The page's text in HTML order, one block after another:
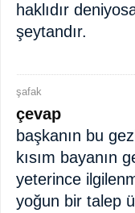
haklıdır
şeytandır.
şafak
çevap
başkanın bu
kısım bayanın
yeterince
yoğun bir talep